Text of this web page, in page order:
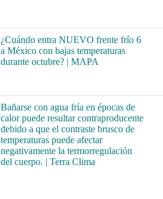
¿Cuándo entra NUEVO frente frío 6
a México con bajas temperaturas
durante octubre? | MAPA
Bañarse con agua fría en épocas de
calor puede resultar contraproducente
debido a que el contraste brusco de
temperaturas puede afectar
negativamente la termorregulación
del cuerpo. | Terra Clima